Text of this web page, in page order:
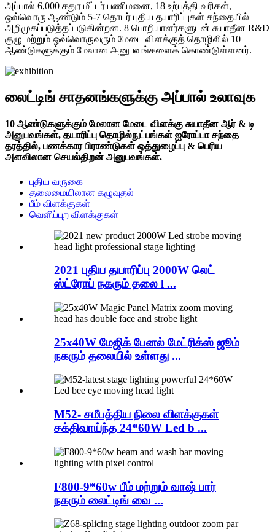
அப்பால் 6,000 சதுர மீட்டர் பணிமனை, 18 உற்பத்தி வரிகள்,
ஒவ்வொரு ஆண்டும் 5-7 தொடர் புதிய தயாரிப்புகள் சந்தையில்
அறிமுகப்படுத்தப்படுகின்றன. 8 பொறியாளர்களுடன் சுயாதீன R&D
குழு மற்றும் ஒவ்வொருவரும் மேடை விளக்குத் தொழிலில் 10
ஆண்டுகளுக்கும் மேலான அனுபவங்களைக் கொண்டுள்ளனர்.
லைட்டிங் சாதனங்களுக்கு அப்பால் உலாவுக
10 ஆண்டுகளுக்கும் மேலான மேடை விளக்கு சுயாதீன ஆர் & டி
அனுபவங்கள், தயாரிப்பு தொழில்நுட்பங்கள் ஐரோப்பா சந்தை
தரத்தில், பணக்கார பிராண்டுகள் ஒத்துழைப்பு & பெரிய
அளவிலான செயல்திறன் அனுபவங்கள்.
புதிய வருகை
தலைமையிலான கழுவுதல்
பீம் விளக்குகள்
வெளிப்புற விளக்குகள்
2021 புதிய தயாரிப்பு 2000W லெட்
ஸ்ட்ரோப் நகரும் தலை l ...
25x40W மேஜிக் பேனல் மேட்ரிக்ஸ் ஜூம்
நகரும் தலையில் உள்ளது ...
M52- சமீபத்திய நிலை விளக்குகள்
சக்திவாய்ந்த 24*60W Led b ...
F800-9*60w பீம் மற்றும் வாஷ் பார்
நகரும் லைட்டிங் வை ...